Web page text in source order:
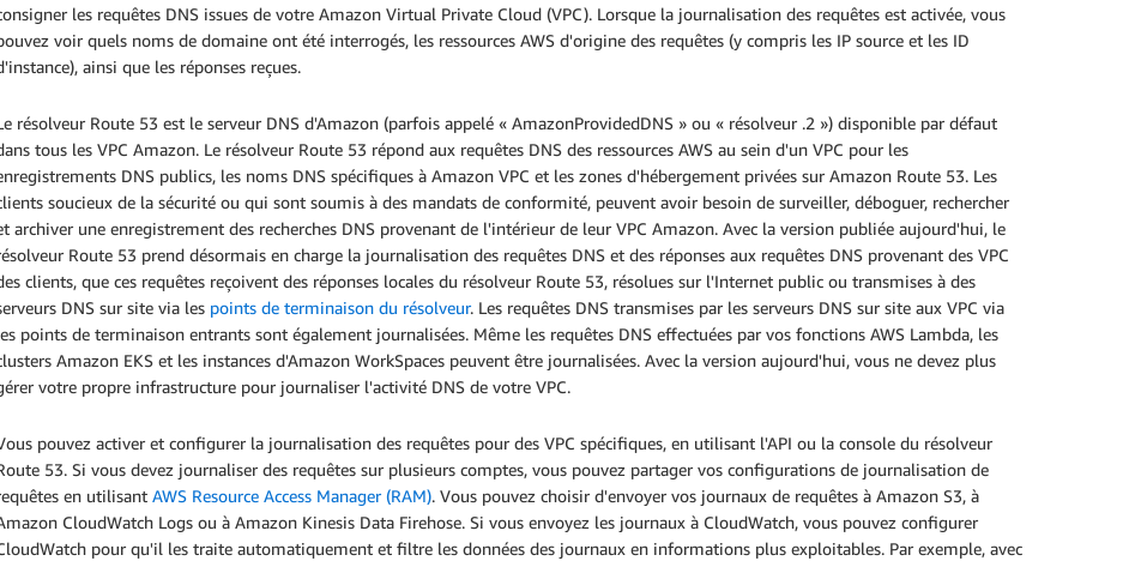
les requêtes DNS issues de votre Amazon Virtual Private Cloud (VPC). Lorsque la journalisation des requêtes est activée, vous
voir quels noms de domaine ont été interrogés, les ressources AWS d'origine des requêtes (y compris les IP source et les ID
ainsi que les réponses reçues.
résolveur Route 53 est le serveur DNS d'Amazon (parfois appelé « AmazonProvidedDNS » ou « résolveur .2 ») disponible par défaut
tous les VPC Amazon. Le résolveur Route 53 répond aux requêtes DNS des ressources AWS au sein d'un VPC pour les
DNS publics, les noms DNS spécifiques à Amazon VPC et les zones d'hébergement privées sur Amazon Route 53. Les
soucieux de la sécurité ou qui sont soumis à des mandats de conformité, peuvent avoir besoin de surveiller, déboguer, rechercher
archiver une enregistrement des recherches DNS provenant de l'intérieur de leur VPC Amazon. Avec la version publiée aujourd'hui, le
Route 53 prend désormais en charge la journalisation des requêtes DNS et des réponses aux requêtes DNS provenant des VPC
clients, que ces requêtes reçoivent des réponses locales du résolveur Route 53, résolues sur l'Internet public ou transmises à des
DNS sur site via les points de terminaison du résolveur. Les requêtes DNS transmises par les serveurs DNS sur site aux VPC via
points de terminaison entrants sont également journalisées. Même les requêtes DNS effectuées par vos fonctions AWS Lambda, les
Amazon EKS et les instances d'Amazon WorkSpaces peuvent être journalisées. Avec la version aujourd'hui, vous ne devez plus
votre propre infrastructure pour journaliser l'activité DNS de votre VPC.
pouvez activer et configurer la journalisation des requêtes pour des VPC spécifiques, en utilisant l'API ou la console du résolveur
53. Si vous devez journaliser des requêtes sur plusieurs comptes, vous pouvez partager vos configurations de journalisation de
en utilisant AWS Resource Access Manager (RAM). Vous pouvez choisir d'envoyer vos journaux de requêtes à Amazon S3, à
CloudWatch Logs ou à Amazon Kinesis Data Firehose. Si vous envoyez les journaux à CloudWatch, vous pouvez configurer
pour qu'il les traite automatiquement et filtre les données des journaux en informations plus exploitables. Par exemple, avec